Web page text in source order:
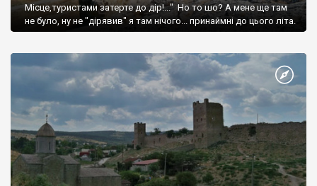
Місце,туристами затерте до дір!..." Но то шо? А мене ще там
не було, ну не "дірявив" я там нічого... принаймні до цього літа.